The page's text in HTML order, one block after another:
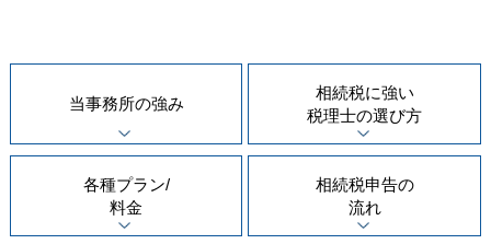
当事務所の強み
相続税に強い
税理士の選び方
各種プラン/
料金
相続税申告の
流れ